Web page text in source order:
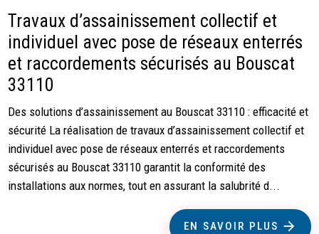
Travaux d’assainissement collectif et
individuel avec pose de réseaux enterrés
et raccordements sécurisés au Bouscat
33110
Des solutions d’assainissement au Bouscat 33110 : efficacité et
sécurité La réalisation de travaux d’assainissement collectif et
individuel avec pose de réseaux enterrés et raccordements
sécurisés au Bouscat 33110 garantit la conformité des
installations aux normes, tout en assurant la salubrité d...
EN SAVOIR PLUS